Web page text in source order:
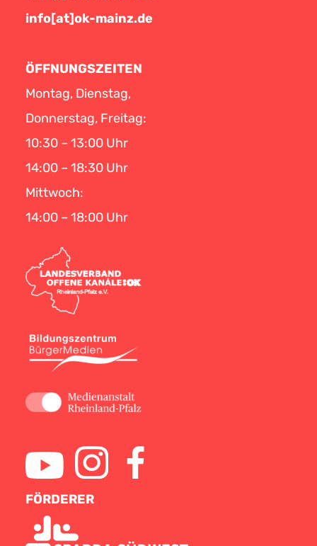
info[at]ok-mainz.de
ÖFFNUNGSZEITEN
Montag, Dienstag,
Donnerstag, Freitag:
10:30 – 13:00 Uhr
14:00 – 18:30 Uhr
Mittwoch:
14:00 – 18:00 Uhr
FÖRDERER